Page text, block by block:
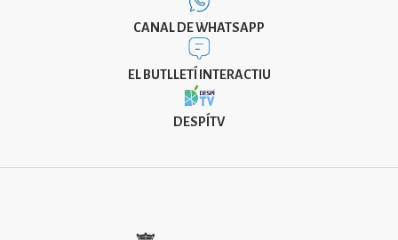
CANAL DE WHATSAPP
EL BUTLLETÍ INTERACTIU
DESPÍTV